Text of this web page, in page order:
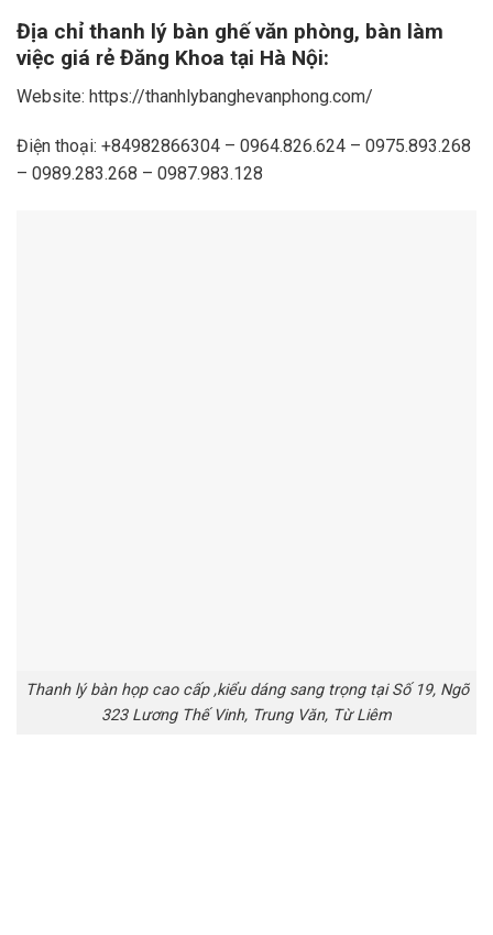
Địa chỉ thanh lý bàn ghế văn phòng, bàn làm
việc giá rẻ Đăng Khoa tại Hà Nội:
Website: https://thanhlybanghevanphong.com/
Điện thoại: +84982866304 – 0964.826.624 – 0975.893.268
– 0989.283.268 – 0987.983.128
Thanh lý bàn họp cao cấp ,kiểu dáng sang trọng tại Số 19, Ngõ
323 Lương Thế Vinh, Trung Văn, Từ Liêm